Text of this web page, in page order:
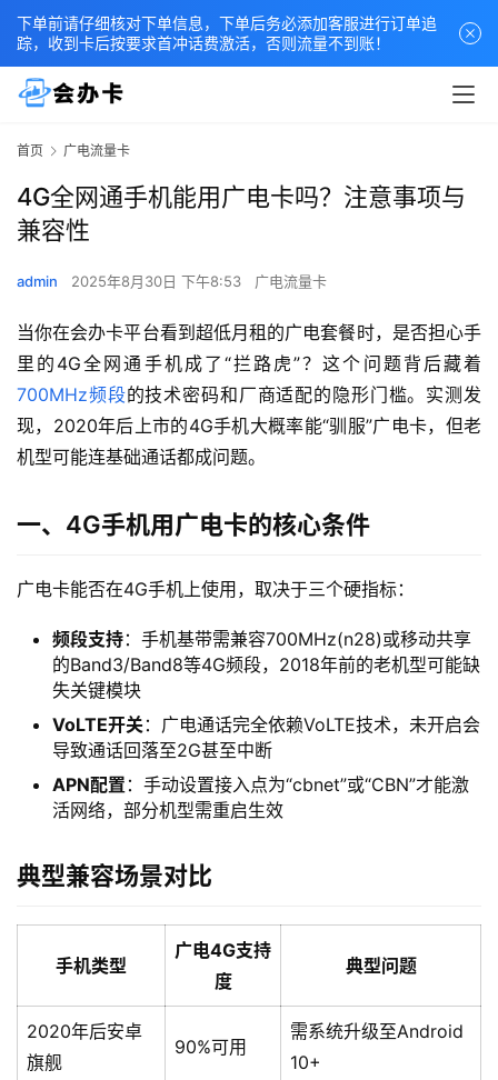
首页 广电流量卡
4G全网通手机能用广电卡吗？注意事项与
兼容性
admin 2025年8月30日 下午8:53 广电流量卡
当你在会办卡平台看到超低月租的广电套餐时，是否担心手
里的4G全网通手机成了“拦路虎”？这个问题背后藏着
700MHz频段的技术密码和厂商适配的隐形门槛。实测发
现，2020年后上市的4G手机大概率能“驯服”广电卡，但老
机型可能连基础通话都成问题。
一、4G手机用广电卡的核心条件
广电卡能否在4G手机上使用，取决于三个硬指标：
频段支持：手机基带需兼容700MHz(n28)或移动共享
的Band3/Band8等4G频段，2018年前的老机型可能缺
失关键模块
VoLTE开关：广电通话完全依赖VoLTE技术，未开启会
导致通话回落至2G甚至中断
APN配置 ：手动设置接入点为“cbnet”或“CBN”才能激
活网络，部分机型需重启生效
典型兼容场景对比
手机类型
广电4G支持
度
典型问题
2020年后安卓
旗舰
90%可用
需系统升级至Android
10+
下单前请仔细核对下单信息，下单后务必添加客服进行订单追
踪，收到卡后按要求首冲话费激活，否则流量不到账！